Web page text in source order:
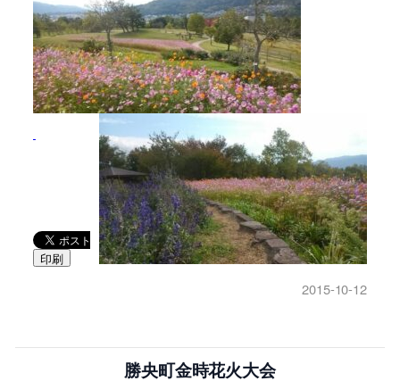
印刷
2015-10-12
勝央町金時花火大会